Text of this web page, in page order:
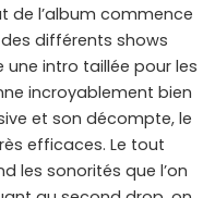
de l’album commence
différents shows
une intro taillée pour les
incroyablement bien
et son décompte, le
efficaces. Le tout
les sonorités que l’on